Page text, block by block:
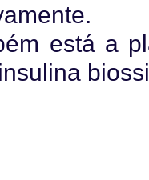
está a